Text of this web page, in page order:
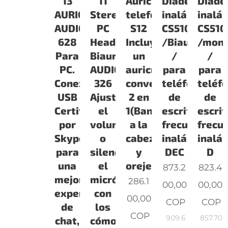
AURICULAR
AUDIO
628
Para
PC.
Conexión
USB
Certificado
por
Skype™
para
una
mejor
experiencia
de
chat,
Stereo
PC
Headset/Auricular
Biaural
AUDIO
326
Ajuste
el
volumen
o
silencie
el
micrófono
con
los
cómodo
telefónico
S12
Incluye
un
auricular
convertible
2 en
1(Banda
a la
cabeza
y
orejera
286.1
00,00
COP
inalámbrica
CS510
/Biaural
/
para
teléfono
de
escritorio,
frecuencia
inalámbrica
DEC
873.2
00,00
COP
909.6
CS510
/
/
para
de
D
823.4
00,00
COP
857.70